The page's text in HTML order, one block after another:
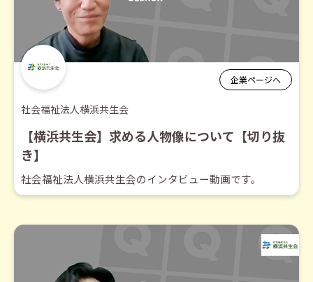
企業ページへ
社会福祉法人横浜共生会
【横浜共生会】求める人物像について【切り抜
き】
社会福祉法人横浜共生会のインタビュー動画です。